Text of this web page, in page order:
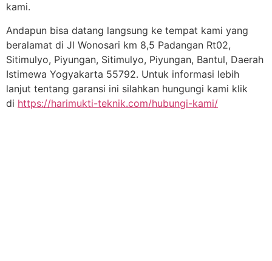
kami.
Andapun bisa datang langsung ke tempat kami yang
beralamat di Jl Wonosari km 8,5 Padangan Rt02,
Sitimulyo, Piyungan, Sitimulyo, Piyungan, Bantul, Daerah
Istimewa Yogyakarta 55792. Untuk informasi lebih
lanjut tentang garansi ini silahkan hungungi kami klik
di https://harimukti-teknik.com/hubungi-kami/